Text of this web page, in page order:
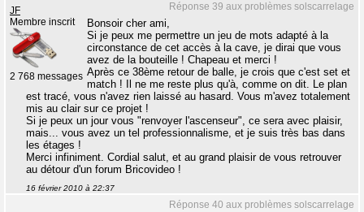
Réponse 39 aux problèmes solscarrelage
JF
Membre inscrit
2 768 messages
Bonsoir cher ami,
Si je peux me permettre un jeu de mots adapté à la
circonstance de cet accès à la cave, je dirai que vous
avez de la bouteille ! Chapeau et merci !
Après ce 38ème retour de balle, je crois que c'est set et
match ! Il ne me reste plus qu'à, comme on dit. Le plan
est tracé, vous n'avez rien laissé au hasard. Vous m'avez totalement
mis au clair sur ce projet !
Si je peux un jour vous "renvoyer l'ascenseur", ce sera avec plaisir,
mais... vous avez un tel professionnalisme, et je suis très bas dans
les étages !
Merci infiniment. Cordial salut, et au grand plaisir de vous retrouver
au détour d'un forum Bricovideo !
16 février 2010 à 22:37
Réponse 40 aux problèmes solscarrelage